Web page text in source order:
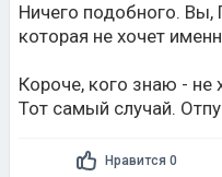
Ничего подобного. Вы,
которая не хочет
Короче, кого знаю - не
Тот самый случай.
Нравится 0